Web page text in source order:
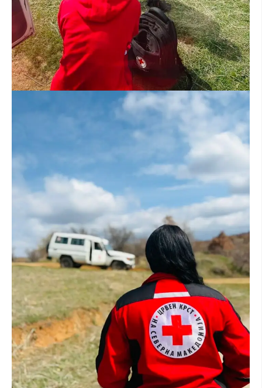
МЕЃУНАРОДНА СОРАБОТКА
ДОГОВОРИ
ЗНАЧЕЊЕ НА СЛУЖБАТА ЗА БАРАЊЕ
ФОРМУЛАРИ ЗА БАРАЊА
ЗДРАВСТВЕНО ПРЕВЕНТИВНА ДЕЈНОСТ
ПРВА ПОМОШ
МЕНАЏМЕНТ НА ВОЛОНТЕРИ
ЗА НАС
ДЕЈСТВУВАЊЕ
ПРИРАЧНИЦИ
СТРАТЕГИИ
ЕДУКАТИВНО ИНФОРМАТИВНИ МАТЕРИЈАЛИ